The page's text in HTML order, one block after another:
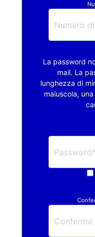
La password
mail. La
lunghezza di
maiuscola,